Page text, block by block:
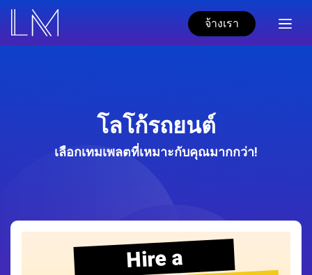
จ้างเรา
โลโก้รถยนต์
เลือกเทมเพลตที่เหมาะกับคุณมากกว่า!
Hire a